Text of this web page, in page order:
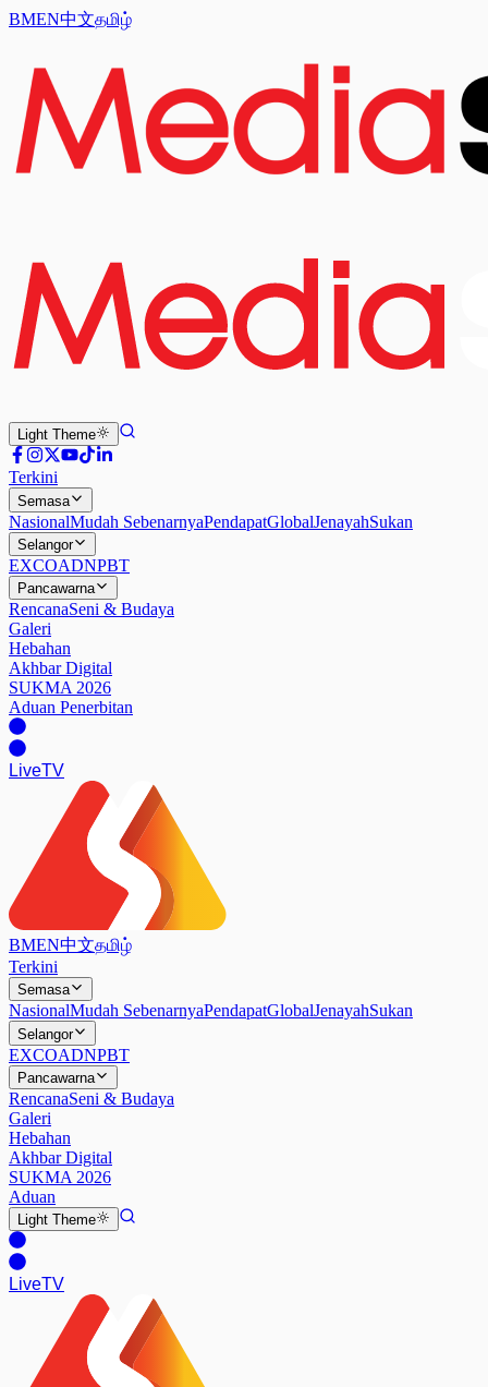
BMEN中文தமிழ்
Light Theme
Terkini
Semasa
NasionalMudah SebenarnyaPendapatGlobalJenayahSukan
Selangor
EXCOADNPBT
Pancawarna
RencanaSeni & Budaya
Galeri
Hebahan
Akhbar Digital
SUKMA 2026
Aduan Penerbitan
LiveTV
BMEN中文தமிழ்
Terkini
Semasa
NasionalMudah SebenarnyaPendapatGlobalJenayahSukan
Selangor
EXCOADNPBT
Pancawarna
RencanaSeni & Budaya
Galeri
Hebahan
Akhbar Digital
SUKMA 2026
Aduan
Light Theme
LiveTV